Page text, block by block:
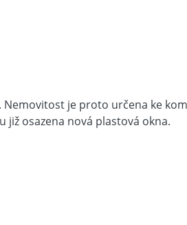
Nemovitost je proto určena ke
osazena nová plastová okna.